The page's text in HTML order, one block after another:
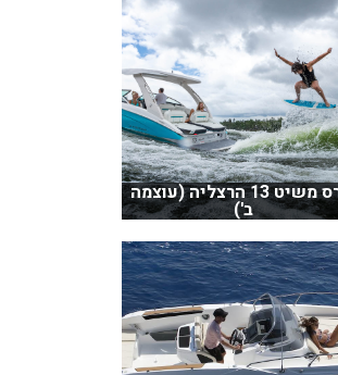
קורס משיט 13 הרצליה (עוצמה
ב')